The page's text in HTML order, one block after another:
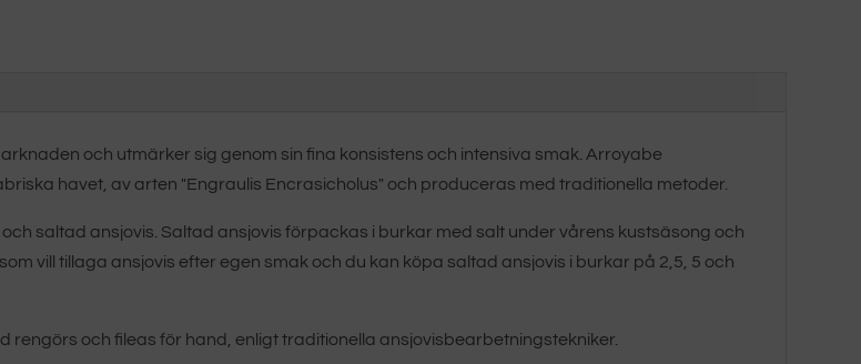
och utmärker sig genom sin fina konsistens och intensiva smak. Arroyabe
havet, av arten "Engraulis Encrasicholus" och produceras med traditionella metoder.
saltad ansjovis. Saltad ansjovis förpackas i burkar med salt under vårens kustsäsong och
vill tillaga ansjovis efter egen smak och du kan köpa saltad ansjovis i burkar på 2,5, 5 och
rengörs och fileas för hand, enligt traditionella ansjovisbearbetningstekniker.